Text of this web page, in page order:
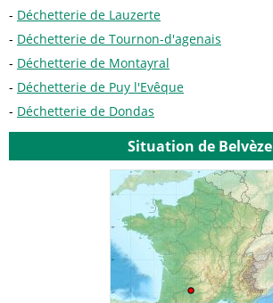
Déchetterie de Lauzerte
Déchetterie de Tournon-d'agenais
Déchetterie de Montayral
Déchetterie de Puy l'Evêque
Déchetterie de Dondas
Situation de Belvèze